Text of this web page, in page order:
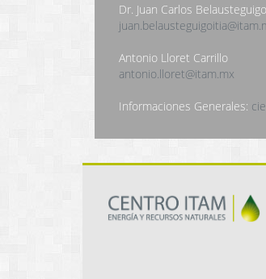
Dr. Juan Carlos
Antonio Lloret Carrillo
antonio.lloret@itam.mx
Informaciones Generales: